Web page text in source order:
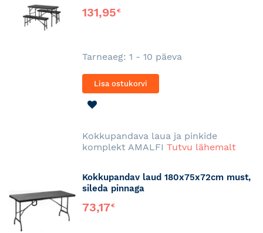
131,95€
Tarneaeg: 1 - 10 päeva
Lisa ostukorvi
Kokkupandava laua ja pinkide
komplekt AMALFI Tutvu lähemalt
Kokkupandav laud 180x75x72cm must,
sileda pinnaga
73,17€